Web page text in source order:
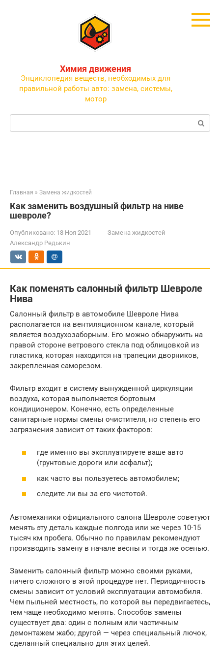
Химия движения
Энциклопедия веществ, необходимых для
правильной работы авто: замена, системы,
мотор
Поиск:
Главная » Замена жидкостей
Как заменить воздушный фильтр на ниве
шевроле?
Опубликовано: 18 Ноя 2021
Замена жидкостей
Александр Редькин
Как поменять салонный фильтр Шевроле
Нива
Салонный фильтр в автомобиле Шевроле Нива
располагается на вентиляционном канале, который
является воздухозаборным. Его можно обнаружить на
правой стороне ветрового стекла под облицовкой из
пластика, которая находится на трапеции дворников,
закрепленная саморезом.
Фильтр входит в систему вынужденной циркуляции
воздуха, которая выполняется бортовым
кондиционером. Конечно, есть определенные
санитарные нормы смены очистителя, но степень его
загрязнения зависит от таких факторов:
где именно вы эксплуатируете ваше авто
(грунтовые дороги или асфальт);
как часто вы пользуетесь автомобилем;
следите ли вы за его чистотой.
Автомеханики официального салона Шевроле советуют
менять эту деталь каждые полгода или же через 10-15
тысяч км пробега. Обычно по правилам рекомендуют
производить замену в начале весны и тогда же осенью.
Заменить салонный фильтр можно своими руками,
ничего сложного в этой процедуре нет. Периодичность
смены зависит от условий эксплуатации автомобиля.
Чем пыльней местность, по которой вы передвигаетесь,
тем чаще необходимо менять. Способов замены
существует два: один с полным или частичным
демонтажем жабо; другой — через специальный лючок,
сделанный специально для этих целей.